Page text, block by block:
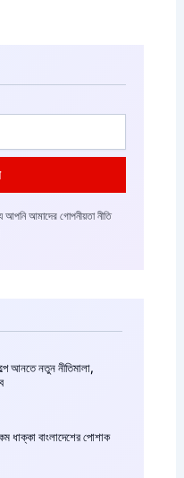
আপনি আমাদের গোপনীয়তা নীতি
আনতে নতুন নীতিমালা,
ধাক্কা বাংলাদেশের পোশাক